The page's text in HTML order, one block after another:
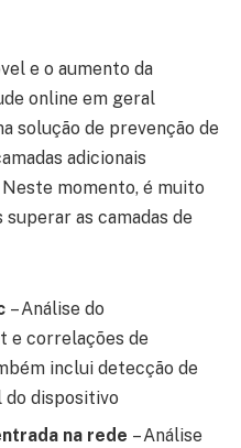
e o aumento da
online em geral
solução de prevenção de
adicionais
momento, é muito
as camadas de
– Análise do
e correlações de
inclui detecção de
do dispositivo
na rede – Análise